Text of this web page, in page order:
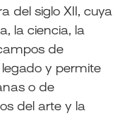
del siglo XII, cuya
la ciencia, la
de
y permite
o de
del arte y la